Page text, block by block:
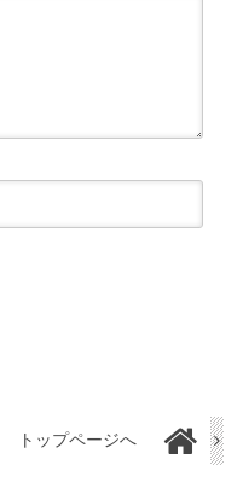
トップページへ